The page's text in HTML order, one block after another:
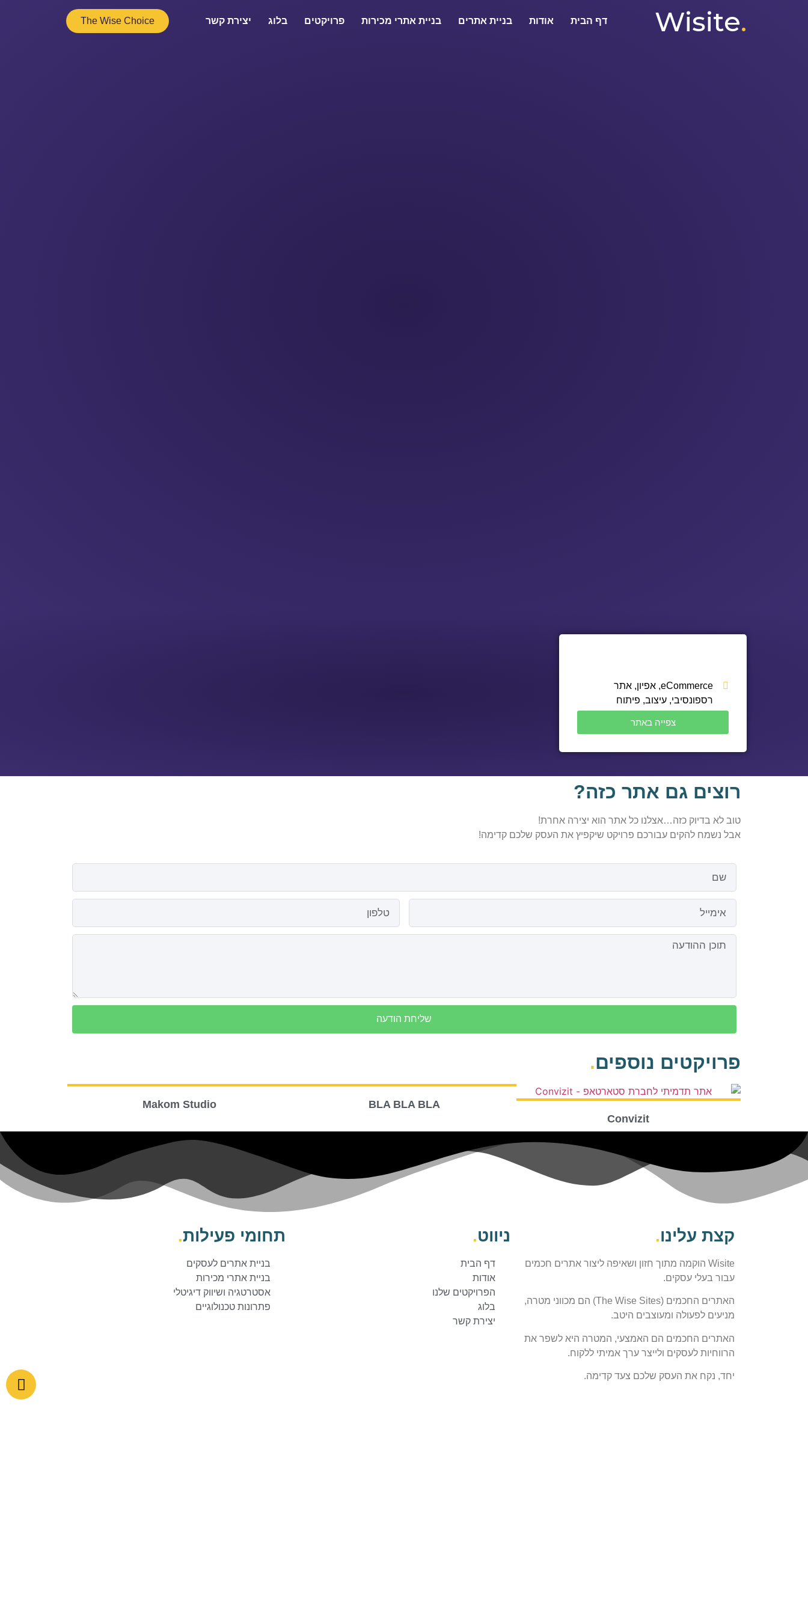
Wisite. דף הבית אודות בניית אתרים בניית אתרי מכירות פרויקטים בלוג יצירת קשר The Wise Choice
eCommerce
, אפיון, אתר
רספונסיבי, עיצוב, פיתוח
צפייה באתר
רוצים גם אתר כזה?
טוב לא בדיוק כזה…אצלנו כל אתר הוא יצירה אחרת!
אבל נשמח להקים עבורכם פרויקט שיקפיץ את העסק שלכם קדימה!
שליחת הודעה
פרויקטים נוספים.
Convizit
BLA BLA BLA
Makom Studio
קצת עלינו.
Wisite הוקמה מתוך חזון ושאיפה ליצור אתרים חכמים
עבור בעלי עסקים.
האתרים החכמים (The Wise Sites) הם מכווני מטרה,
מניעים לפעולה ומעוצבים היטב.
האתרים החכמים הם האמצעי, המטרה היא לשפר את
הרווחיות לעסקים ולייצר ערך אמיתי ללקוח.
יחד, נקח את העסק שלכם צעד קדימה.
ניווט.
דף הבית
אודות
הפרויקטים שלנו
בלוג
יצירת קשר
תחומי פעילות.
בניית אתרים לעסקים
בניית אתרי מכירות
אסטרטגיה ושיווק דיגיטלי
פתרונות טכנולוגיים